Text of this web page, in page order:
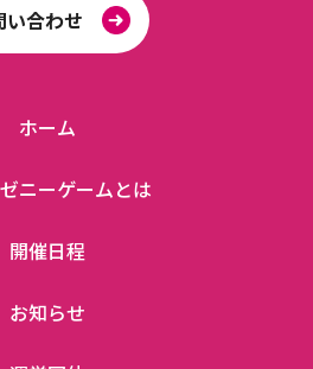
い合わせ
ホーム
ニーゲームとは
開催日程
お知らせ